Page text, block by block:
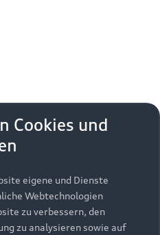
Zurück nach oben
Cookies und
eigene und Dienste
Webtechnologien
zu verbessern, den
zu analysieren sowie auf